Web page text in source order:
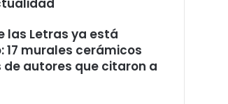
las Letras ya está
17 murales cerámicos
de autores que citaron a